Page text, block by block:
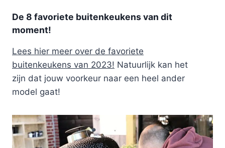
De 8 favoriete buitenkeukens van dit
moment!
Lees hier meer over de favoriete
buitenkeukens van 2023! Natuurlijk kan het
zijn dat jouw voorkeur naar een heel ander
model gaat!